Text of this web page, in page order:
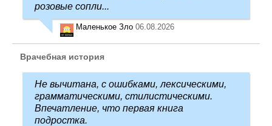
розовые сопли...
Маленькое Зло 06.08.2026
Врачебная история
Не вычитана, с ошибками, лексическими,
грамматическими, стилистическими.
Впечатление, что первая книга
подростка.